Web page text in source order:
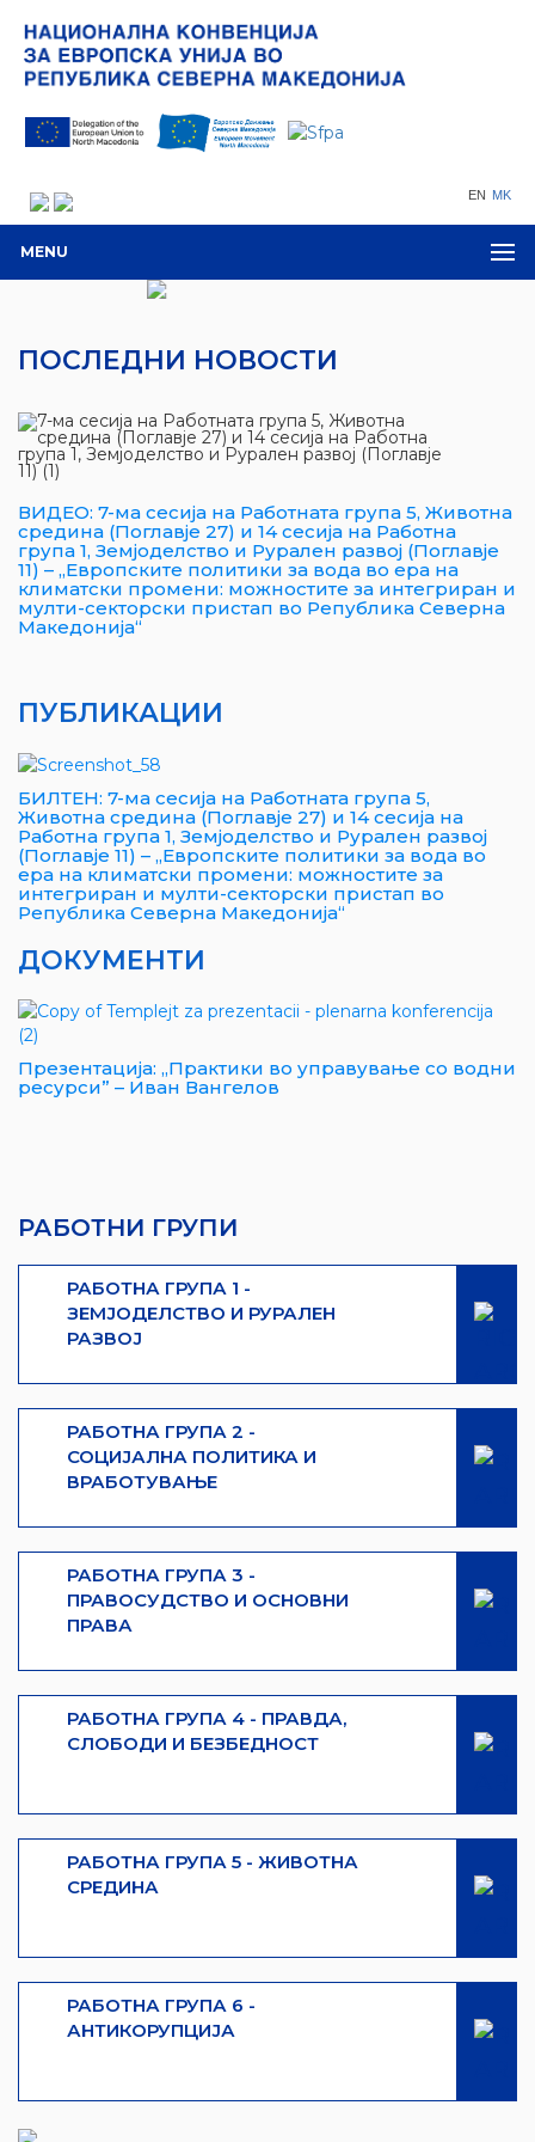
EN MK
MENU
ПОСЛЕДНИ НОВОСТИ
ВИДЕО: 7-ма сесија на Работната група 5, Животна
средина (Поглавје 27) и 14 сесија на Работна
група 1, Земјоделство и Рурален развој (Поглавје
11) – „Европските политики за вода во ера на
климатски промени: можностите за интегриран и
мулти-секторски пристап во Република Северна
Македонија“
ПУБЛИКАЦИИ
БИЛТЕН: 7-ма сесија на Работната група 5,
Животна средина (Поглавје 27) и 14 сесија на
Работна група 1, Земјоделство и Рурален развој
(Поглавје 11) – „Европските политики за вода во
ера на климатски промени: можностите за
интегриран и мулти-секторски пристап во
Република Северна Македонија“
ДОКУМЕНТИ
Презентација: „Практики во управување со водни
ресурси” – Иван Вангелов
РАБОТНИ ГРУПИ
РАБОТНА ГРУПА 1 -
ЗЕМЈОДЕЛСТВО И РУРАЛЕН
РАЗВОЈ
РАБОТНА ГРУПА 2 -
СОЦИЈАЛНА ПОЛИТИКА И
ВРАБОТУВАЊЕ
РАБОТНА ГРУПА 3 -
ПРАВОСУДСТВО И ОСНОВНИ
ПРАВА
РАБОТНА ГРУПА 4 - ПРАВДА,
СЛОБОДИ И БЕЗБЕДНОСТ
РАБОТНА ГРУПА 5 - ЖИВОТНА
СРЕДИНА
РАБОТНА ГРУПА 6 -
АНТИКОРУПЦИЈА